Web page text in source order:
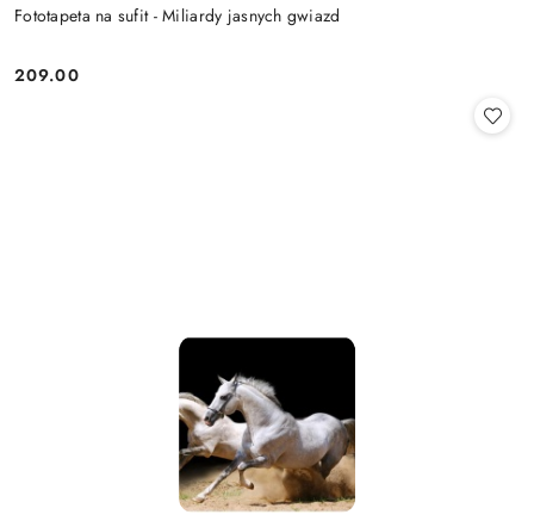
Fototapeta na sufit - Miliardy jasnych gwiazd
Cena:
209.00